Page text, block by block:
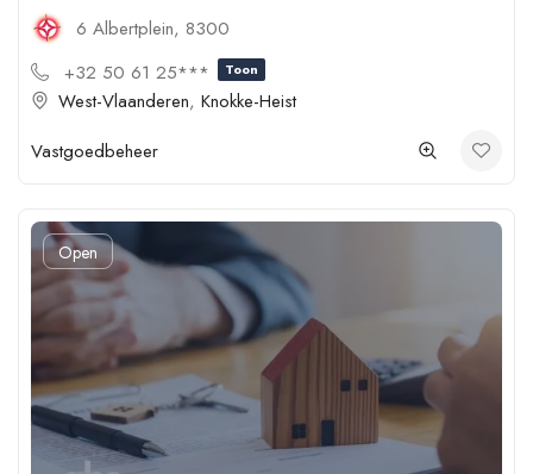
6 Albertplein, 8300
+32 50 61 25***
Toon
West-Vlaanderen, Knokke-Heist
Vastgoedbeheer
Open